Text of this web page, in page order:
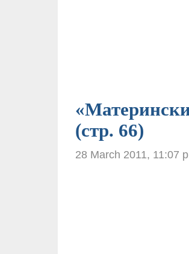
(стр. 66)
28 March 2011, 11:07